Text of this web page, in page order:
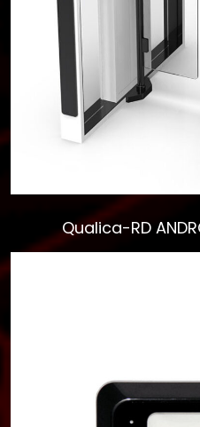
Qualica-RD